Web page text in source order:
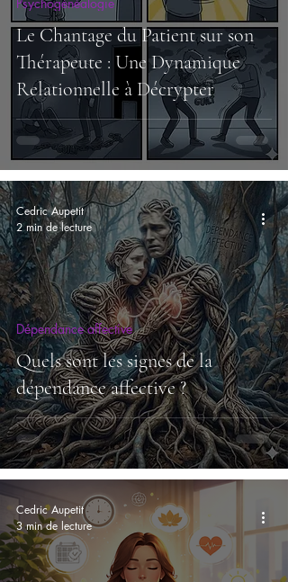
Le Chantage du Patient sur son
Thérapeute : Une Dynamique
Relationnelle à Décrypter
Quels sont les signes de la
dépendance affective ?
Dépendance affective
Cedric Aupetit
2 min de lecture
Cedric Aupetit
3 min de lecture